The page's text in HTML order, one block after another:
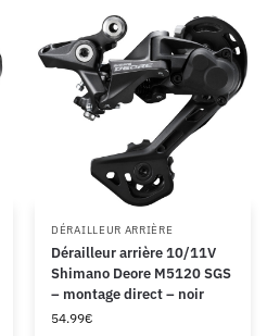
DÉRAILLEUR ARRIÈRE
Dérailleur arrière 10/11V
Shimano Deore M5120 SGS
– montage direct – noir
54.99€